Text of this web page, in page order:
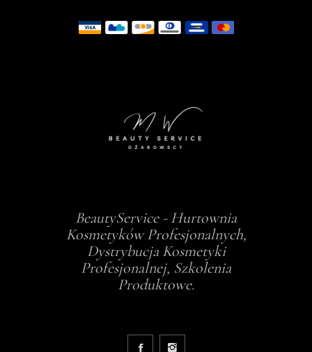
BeautyService - Hurtownia
Kosmetyków Profesjonalnych,
Dystrybucja Kosmetyki
Profesjonalnej, Szkolenia
Produktowe.